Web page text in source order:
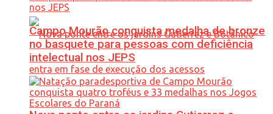
Campo Mourão conquista medalha de bronze
no basquete para pessoas com deficiência
intelectual nos JEPS